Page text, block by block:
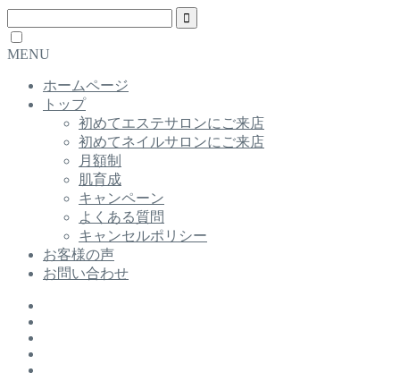
MENU
ホームページ
トップ
初めてエステサロンにご来店
初めてネイルサロンにご来店
月額制
肌育成
キャンペーン
よくある質問
キャンセルポリシー
お客様の声
お問い合わせ